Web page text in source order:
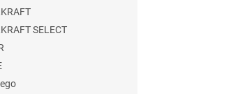
SELECT